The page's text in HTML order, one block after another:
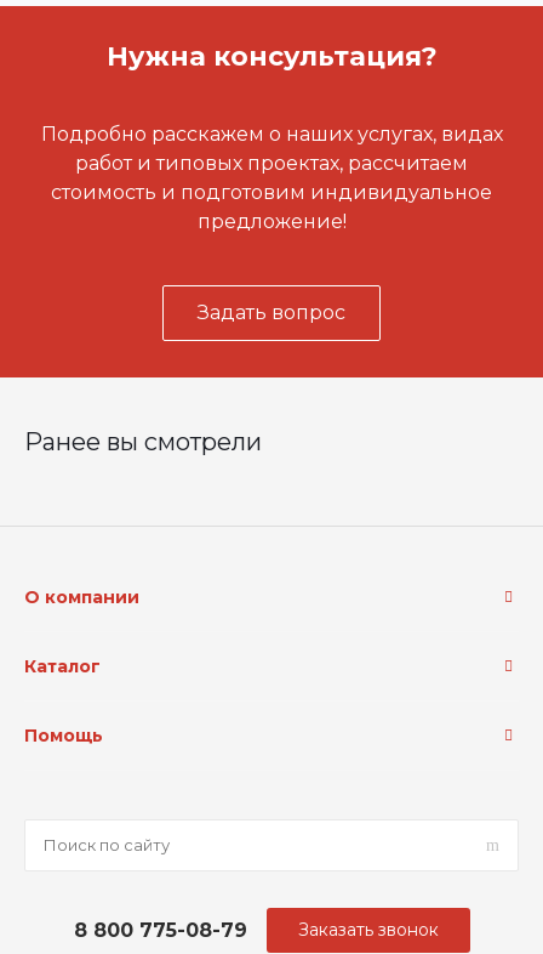
Нужна консультация?
Подробно расскажем о наших услугах, видах
работ и типовых проектах, рассчитаем
стоимость и подготовим индивидуальное
предложение!
Задать вопрос
Ранее вы смотрели
О компании
Каталог
Помощь
8 800 775-08-79 Заказать звонок